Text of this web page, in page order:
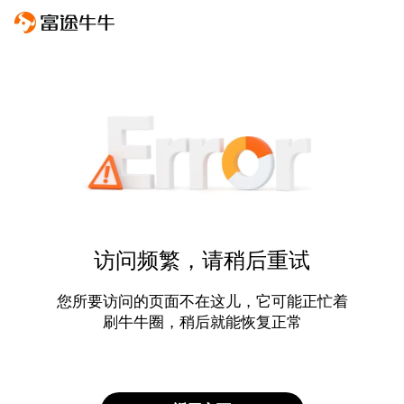
访问频繁，请稍后重试
您所要访问的页面不在这儿，它可能正忙着
刷牛牛圈，稍后就能恢复正常